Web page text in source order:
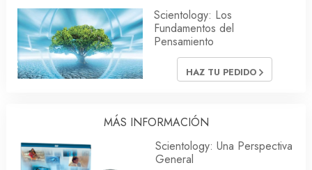
Scientology: Los
Fundamentos del
Pensamiento
HAZ TU PEDIDO
MÁS INFORMACIÓN
Scientology: Una Perspectiva
General